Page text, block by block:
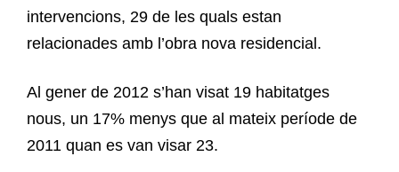
intervencions, 29 de les quals estan
relacionades amb l’obra nova residencial.
Al gener de 2012 s’han visat 19 habitatges
nous, un 17% menys que al mateix període de
2011 quan es van visar 23.